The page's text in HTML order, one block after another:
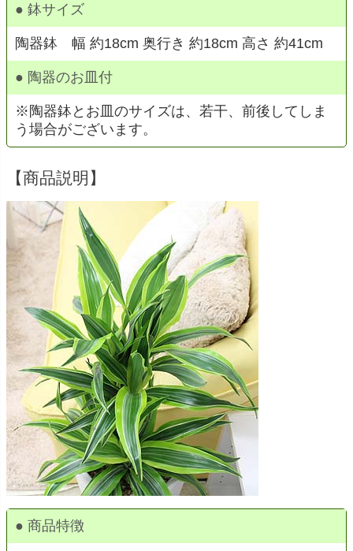
● 鉢サイズ
陶器鉢 幅 約18cm 奥行き 約18cm 高さ 約41cm
● 陶器のお皿付
※陶器鉢とお皿のサイズは、若干、前後してしま
う場合がございます。
【商品説明】
● 商品特徴